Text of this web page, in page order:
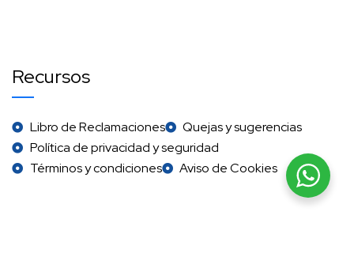
Recursos
Libro de Reclamaciones
Quejas y sugerencias
Política de privacidad y seguridad
Términos y condiciones
Aviso de Cookies